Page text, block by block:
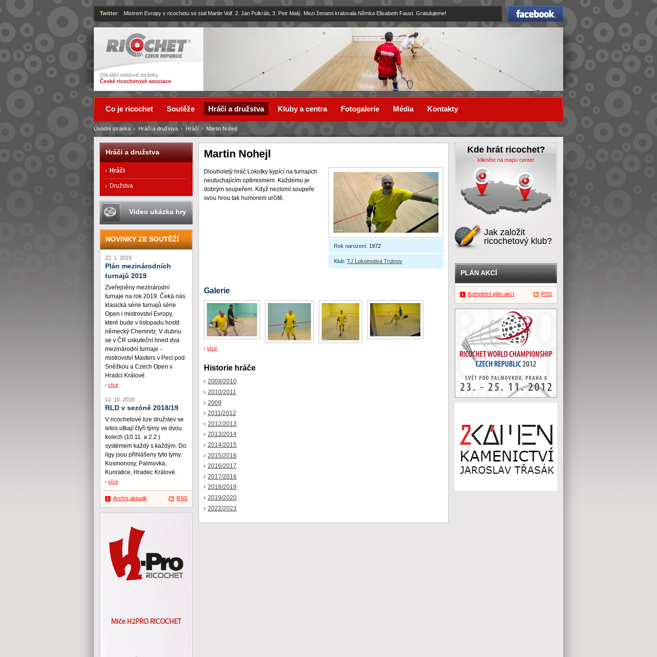
Ricochet
Oficiální webové stránky
České ricochetové asociace
Facebook
Twitter: Mistrem Evropy v ricochetu se stal Martin Volf. 2. Jan Pulkráb, 3. Petr Malý. Mezi ženami kralovala Němka Elisabeth Faust. Gratulujeme!
Martin Nohejl
Rok narození: 1972
Klub: TJ Lokomotiva Trutnov
Dlouholetý hráč Lokotky kypící na turnajích
neutuchajícím optimismem. Každému je
dobrým soupeřem. Když nezlomí soupeře
svou hrou tak humorem určitě.
Galerie
více
Historie hráče
2009/2010
2010/2011
2009
2011/2012
2012/2013
2013/2014
2014/2015
2015/2016
2016/2017
2017/2018
2018/2019
2019/2020
2022/2023
Úvodní stránka › Hráči a družstva › Hráči › Martin Nohejl
Co je ricochet Soutěže Hráči a družstva Kluby a centra Fotogalerie Média Kontakty
Hráči a družstva
Hráči
Družstva
Video ukázka hry
NOVINKY ZE SOUTĚŽÍ
22. 1. 2019
Plán mezinárodních
turnajů 2019
Zveřejněny mezinárodní
turnaje na rok 2019. Čeká nás
klasická série turnajů série
Open i mistrovství Evropy,
které bude v listopadu hostit
německý Chemnitz. V dubnu
se v ČR uskuteční hned dva
mezinárodní turnaje -
mistrovství Masters v Peci pod
Sněžkou a Czech Open v
Hradci Králové.
více
12. 10. 2018
RLD v sezóně 2018/19
V ricochetové lize družstev se
letos utkají čtyři týmy ve dvou
kolech (10.11. a 2.2.)
systémem každý s každým. Do
ligy jsou přihlášeny tyto týmy:
Kosmonosy, Palmovka,
Kunratice, Hradec Králové.
více
Archív aktualit RSS
Kde hrát ricochet?
klikněte na mapu center
Jak založit
ricochetový klub?
PLÁN AKCÍ
Kompletní plán akcí RSS